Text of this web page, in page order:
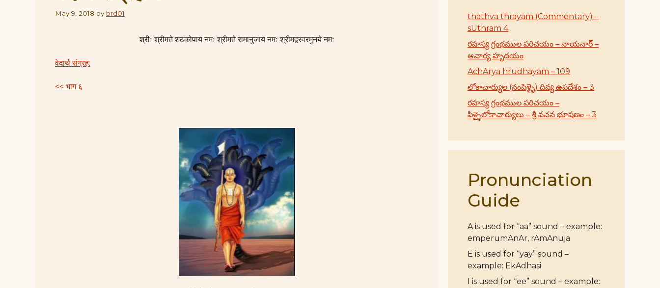
May 9, 2018 by brd01
श्रीः श्रीमते शठकोपाय नमः श्रीमते रामानुजाय नमः श्रीमद्वरवरमुनये नमः
वेदार्थ संग्रह:
<< भाग ६
thathva thrayam (Commentary) –
sUthram 4
రహస్య గ్రంథముల పరిచయం – నాయనార్ –
ఆచార్య హృదయం
AchArya hrudhayam – 109
లోకాచార్యుల (నంపిళ్ళై) దివ్య ఉపదేశం – 3
రహస్య గ్రంథముల పరిచయం –
పిళ్ళైలోకాచార్యులు – శ్రీ వచన భూషణం – 3
Pronunciation
Guide
A is used for “aa” sound – example:
emperumAnAr, rAmAnuja
E is used for “yay” sound –
example: EkAdhasi
I is used for “ee” sound – example: